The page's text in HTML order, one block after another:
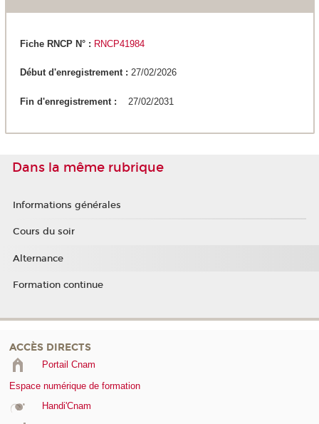
Fiche RNCP N° : RNCP41984
Début d'enregistrement : 27/02/2026
Fin d'enregistrement : 27/02/2031
Dans la même rubrique
Informations générales
Cours du soir
Alternance
Formation continue
ACCÈS DIRECTS
Portail Cnam
Espace numérique de formation
Handi'Cnam